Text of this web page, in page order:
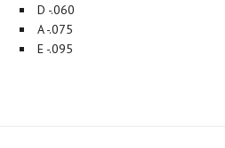
D -.060
A -.075
E -.095